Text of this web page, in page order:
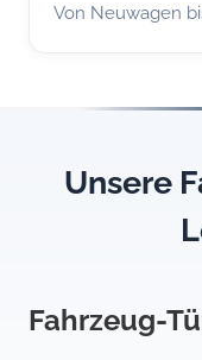
Von Neuwagen
Unsere
Fahrzeug-